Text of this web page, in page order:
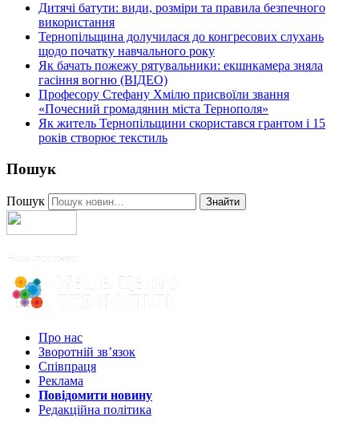
Дитячі батути: види, розміри та правила безпечного
використання
Тернопільщина долучилася до конгресових слухань
щодо початку навчального року
Як бачать пожежу рятувальники: екшнкамера зняла
гасіння вогню (ВІДЕО)
Професору Стефану Хмілю присвоїли звання
«Почесний громадянин міста Тернополя»
Як житель Тернопільщини скористався грантом і 15
років створює текстиль
Пошук
Пошук Знайти
Про нас
Зворотній зв’язок
Співпраця
Реклама
Повідомити новину
Редакційна політика